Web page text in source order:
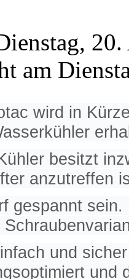
am
wird in
besitzt
anzutreffen
gespannt sein.
und
und